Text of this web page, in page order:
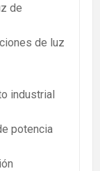
de
de luz
industrial
potencia